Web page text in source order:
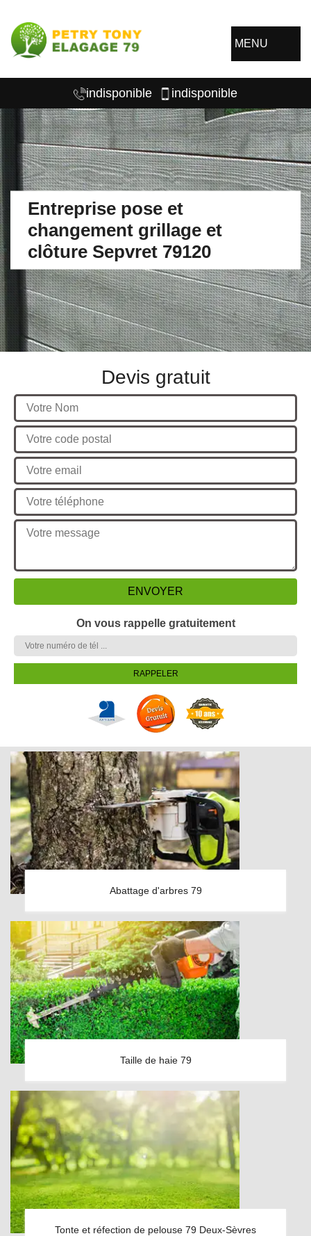
MENU
indisponible indisponible
Entreprise pose et
changement grillage et
clôture Sepvret 79120
Devis gratuit
On vous rappelle gratuitement
Abattage d'arbres 79
Taille de haie 79
Tonte et réfection de pelouse 79 Deux-Sèvres